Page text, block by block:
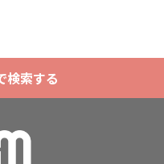
検索する